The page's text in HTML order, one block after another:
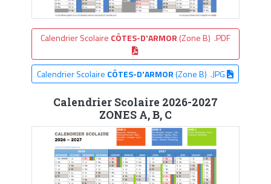
Calendrier Scolaire CÔTES-D'ARMOR (Zone B) .PDF
Calendrier Scolaire CÔTES-D'ARMOR(Zone B) .JPG
Calendrier Scolaire 2026-2027
ZONES A, B, C